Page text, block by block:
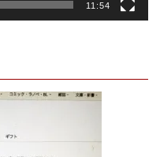
11:54